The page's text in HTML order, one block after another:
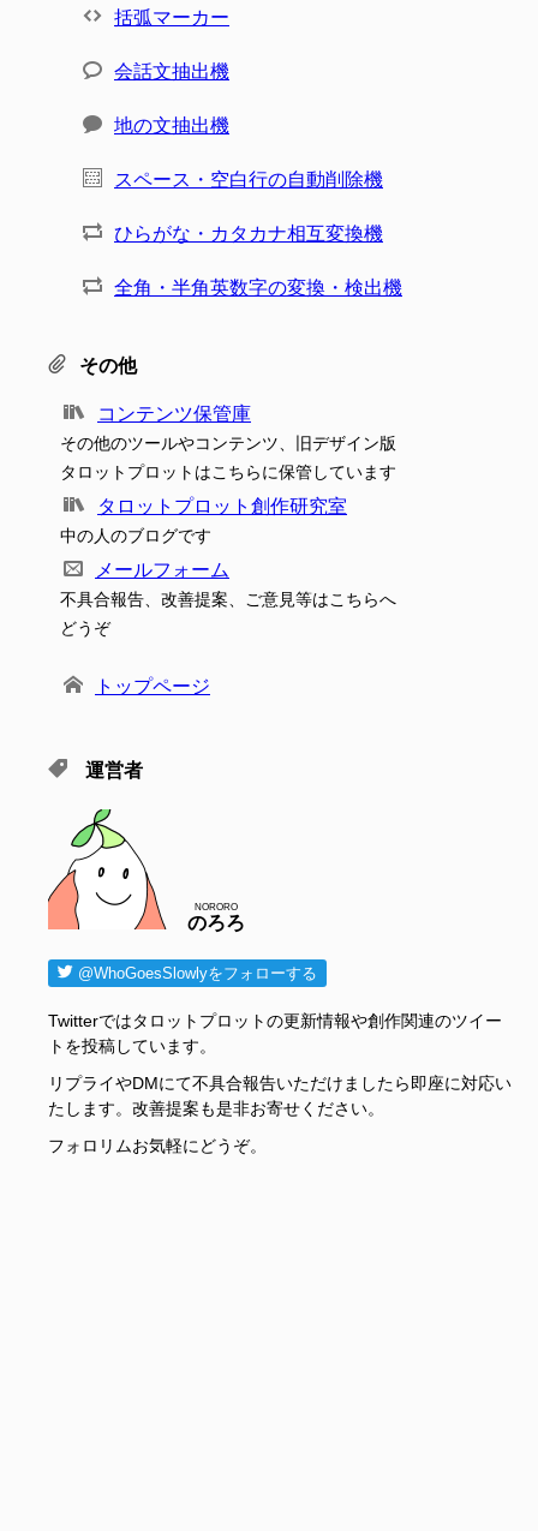
括弧マーカー
会話文抽出機
地の文抽出機
スペース・空白行の自動削除機
ひらがな・カタカナ相互変換機
全角・半角英数字の変換・検出機
その他
コンテンツ保管庫
その他のツールやコンテンツ、旧デザイン版
タロットプロットはこちらに保管しています
タロットプロット創作研究室
中の人のブログです
メールフォーム
不具合報告、改善提案、ご意見等はこちらへ
どうぞ
トップページ
運営者
のろろ
NORORO
@WhoGoesSlowlyをフォローする
Twitterではタロットプロットの更新情報や創作関連のツイー
トを投稿しています。
リプライやDMにて不具合報告いただけましたら即座に対応い
たします。改善提案も是非お寄せください。
フォロリムお気軽にどうぞ。